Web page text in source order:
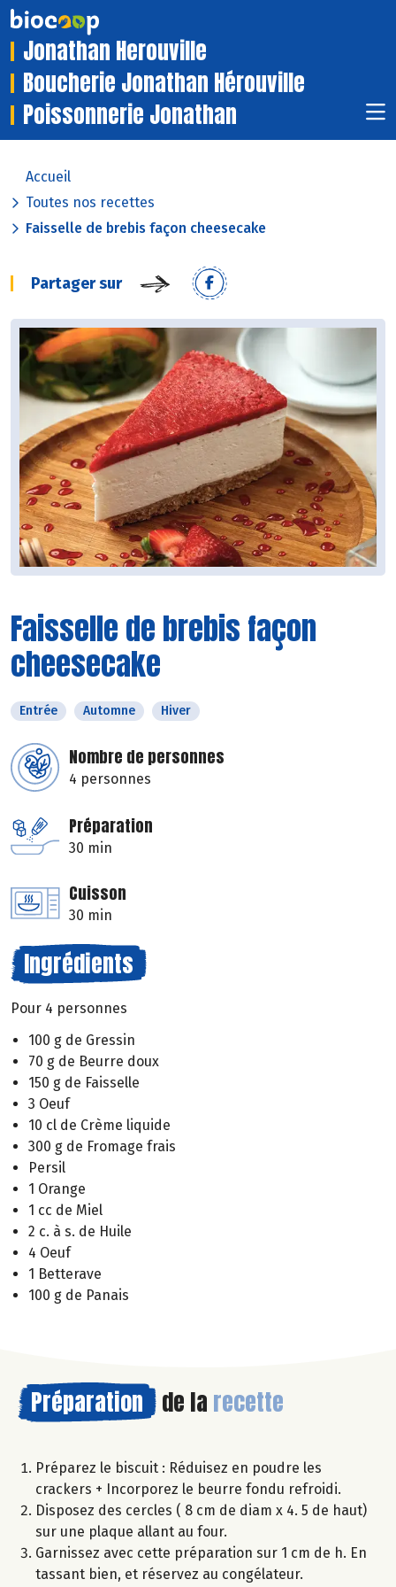
Jonathan Herouville
Boucherie Jonathan Hérouville
Poissonnerie Jonathan
Accueil
Toutes nos recettes
Faisselle de brebis façon cheesecake
Partager sur
Faisselle de brebis façon
cheesecake
Entrée Automne Hiver
Nombre de personnes
4 personnes
Préparation
30 min
Cuisson
30 min
Ingrédients
Pour 4 personnes
100 g de Gressin
70 g de Beurre doux
150 g de Faisselle
3 Oeuf
10 cl de Crème liquide
300 g de Fromage frais
Persil
1 Orange
1 cc de Miel
2 c. à s. de Huile
4 Oeuf
1 Betterave
100 g de Panais
Préparation de la recette
Préparez le biscuit : Réduisez en poudre les
crackers + Incorporez le beurre fondu refroidi.
Disposez des cercles ( 8 cm de diam x 4. 5 de haut)
sur une plaque allant au four.
Garnissez avec cette préparation sur 1 cm de h. En
tassant bien, et réservez au congélateur.